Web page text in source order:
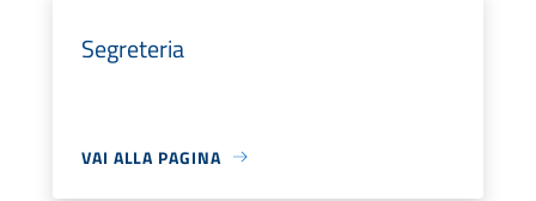
Segreteria
VAI ALLA PAGINA